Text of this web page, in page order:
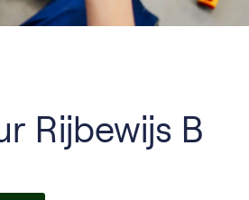
Rijbewijs B